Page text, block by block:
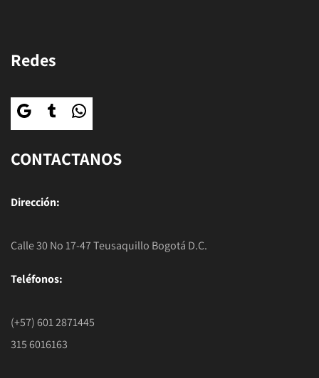
Redes
CONTACTANOS
Dirección:
Calle 30 No 17-47 Teusaquillo Bogotá D.C.
Teléfonos:
(+57) 601 2871445
315 6016163